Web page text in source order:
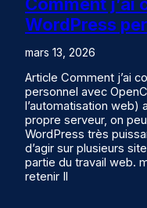
Comment j’ai
WordPress
mars 13, 2026
Article Comment j’ai
personnel avec
l’automatisation web)
propre serveur, on
WordPress très
d’agir sur plusieurs
partie du travail web.
retenir Il